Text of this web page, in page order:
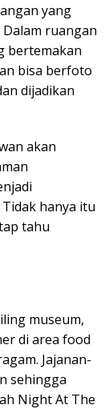
yang
ruangan
bertemakan
bisa berfoto
dijadikan
akan
hanya itu
tahu
museum,
di area food
Jajanan-
sehingga
Night At The